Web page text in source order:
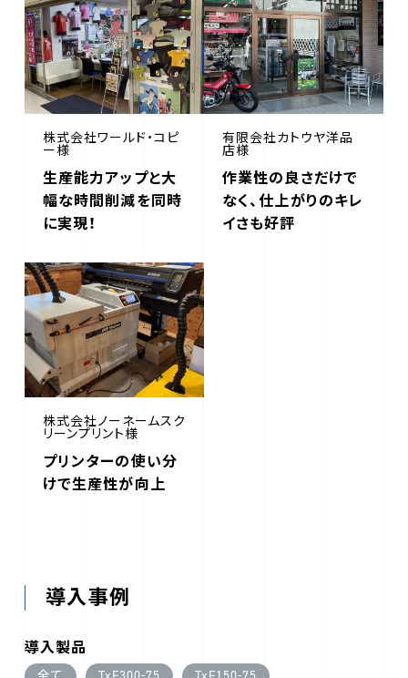
株式会社ワールド・コピ
ー様
生産能力アップと大
幅な時間削減を同時
に実現！
有限会社カトウヤ洋品
店様
作業性の良さだけで
なく、仕上がりのキレ
イさも好評
株式会社ノーネームスク
リーンプリント様
プリンターの使い分
けで生産性が向上
導入事例
導入製品